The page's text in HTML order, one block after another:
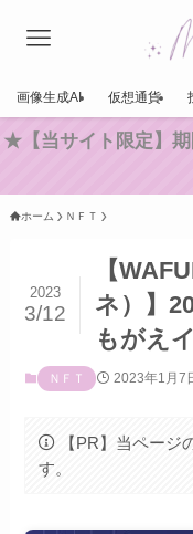
画像生成AI 仮想通貨
★【当サイト限定】
ホーム ＮＦＴ
【
ネ）】
もがえ
2023
3/12
ＮＦＴ 2023年1月7
【PR】当ページ
す。